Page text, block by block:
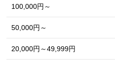
100,000円～
50,000円～
20,000円～49,999円